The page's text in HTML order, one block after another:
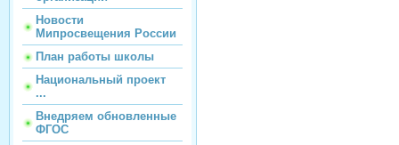
Новости
Мипросвещения России
План работы школы
Национальный проект
...
Внедряем обновленные
ФГОС